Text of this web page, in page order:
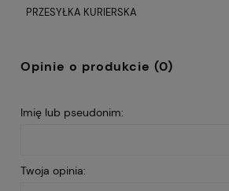
PRZESYŁKA KURIERSKA
Opinie o produkcie (0)
Imię lub pseudonim:
Twoja opinia: